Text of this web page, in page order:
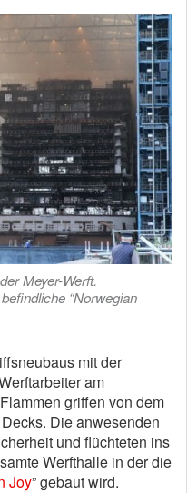
Meyer-Werft.
“Norwegian
mit der
am
griffen von dem
Die anwesenden
und flüchteten ins
Werfthalle in der die
Joy” gebaut wird.